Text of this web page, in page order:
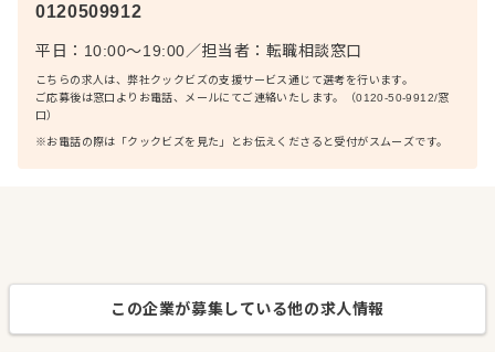
0120509912
平日：10:00〜19:00／担当者： 転職相談窓口
こちらの求人は、弊社クックビズの支援サービス通じて選考を行います。
ご応募後は窓口よりお電話、メールにてご連絡いたします。（0120-50-9912/窓
口）
※お電話の際は「クックビズを見た」とお伝えくださると受付がスムーズです。
この企業が募集している他の求人情報